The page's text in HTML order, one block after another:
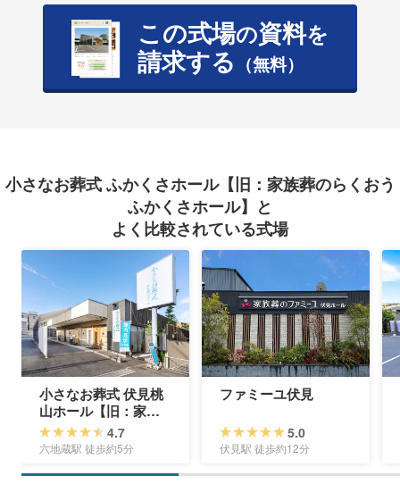
この式場の資料を
請求する （無料）
小さなお葬式 ふかくさホール【旧：家族葬のらくおう
ふかくさホール】と
よく比較されている式場
小さなお葬式 伏見桃
山ホール【旧：家族
葬のらくおう 伏見桃
山ホール】
4.7
六地蔵駅 徒歩約5分
ファミーユ伏見
5.0
伏見駅 徒歩約12分